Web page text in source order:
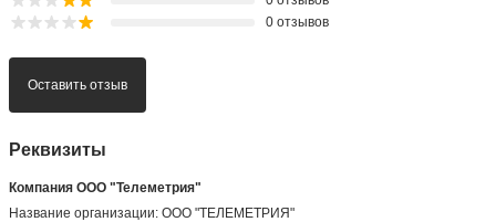
0 отзывов
Оставить отзыв
Реквизиты
Компания ООО "Телеметрия"
Название организации: ООО "ТЕЛЕМЕТРИЯ"